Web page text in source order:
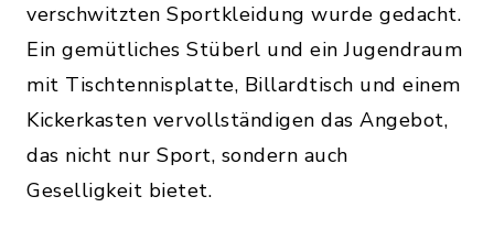
verschwitzten Sportkleidung wurde gedacht.
Ein gemütliches Stüberl und ein Jugendraum
mit Tischtennisplatte, Billardtisch und einem
Kickerkasten vervollständigen das Angebot,
das nicht nur Sport, sondern auch
Geselligkeit bietet.